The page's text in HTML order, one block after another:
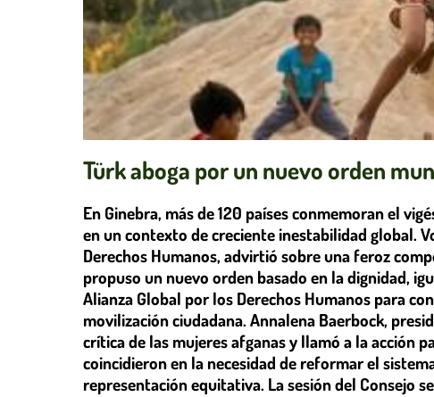
Türk aboga por un nuevo orden
En Ginebra, más de 120 países conmemoran el
en un contexto de creciente inestabilidad global.
Derechos Humanos, advirtió sobre una feroz
propuso un nuevo orden basado en la dignidad,
Alianza Global por los Derechos Humanos para
movilización ciudadana. Annalena Baerbock,
crítica de las mujeres afganas y llamó a la acción
coincidieron en la necesidad de reformar el
representación equitativa. La sesión del Consejo